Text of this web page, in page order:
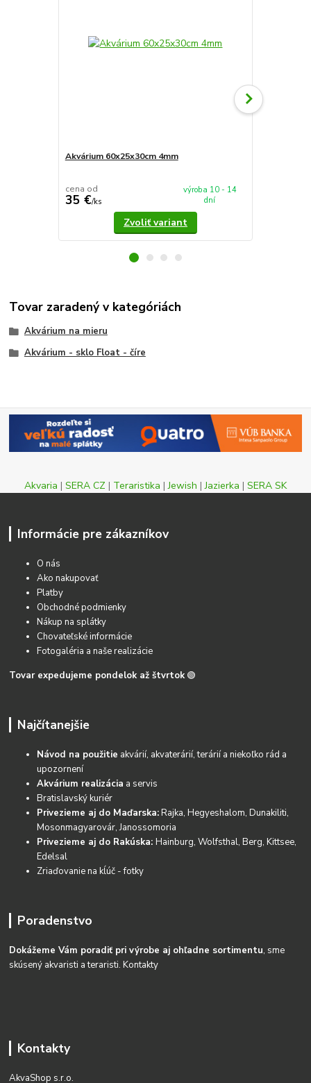
Akvárium 60x25x30cm 4mm
cena od
35 €/ks
výroba 10 - 14
dní
Zvoliť variant
Tovar zaradený v kategóriách
Akvárium na mieru
Akvárium - sklo Float - číre
Akvaria | SERA CZ | Teraristika |Jewish |Jazierka | SERA SK
Informácie pre zákazníkov
O nás
Ako nakupovať
Platby
Obchodné podmienky
Nákup na splátky
Chovateľské informácie
Fotogaléria a naše realizácie
Tovar expedujeme pondelok až štvrtok 🟢
Najčítanejšie
Návod na použitie akvárií, akvaterárií, terárií a niekoľko rád a
upozornení
Akvárium realizácia a servis
Bratislavský kuriér
Privezieme aj do Maďarska:Rajka, Hegyeshalom, Dunakiliti,
Mosonmagyarovár, Janossomoria
Privezieme aj do Rakúska:Hainburg, Wolfsthal, Berg, Kittsee,
Edelsal
Zriaďovanie na kĺúč - fotky
Poradenstvo
Dokážeme Vám poradiť pri výrobe aj ohľadne sortimentu, sme
skúsený akvaristi a teraristi.Kontakty
Kontakty
AkvaShop s.r.o.